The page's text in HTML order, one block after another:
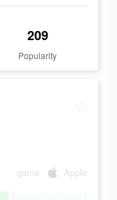
209
Popularity
game Apple